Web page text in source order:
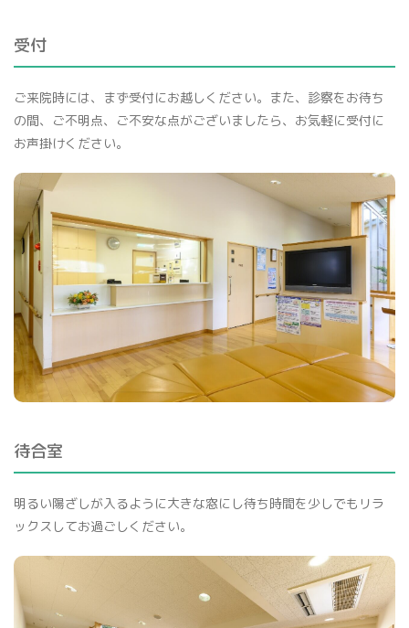
受付
ご来院時には、まず受付にお越しください。また、診察をお待ち
の間、ご不明点、ご不安な点がございましたら、お気軽に受付に
お声掛けください。
待合室
明るい陽ざしが入るように大きな窓にし待ち時間を少しでもリラ
ックスしてお過ごしください。